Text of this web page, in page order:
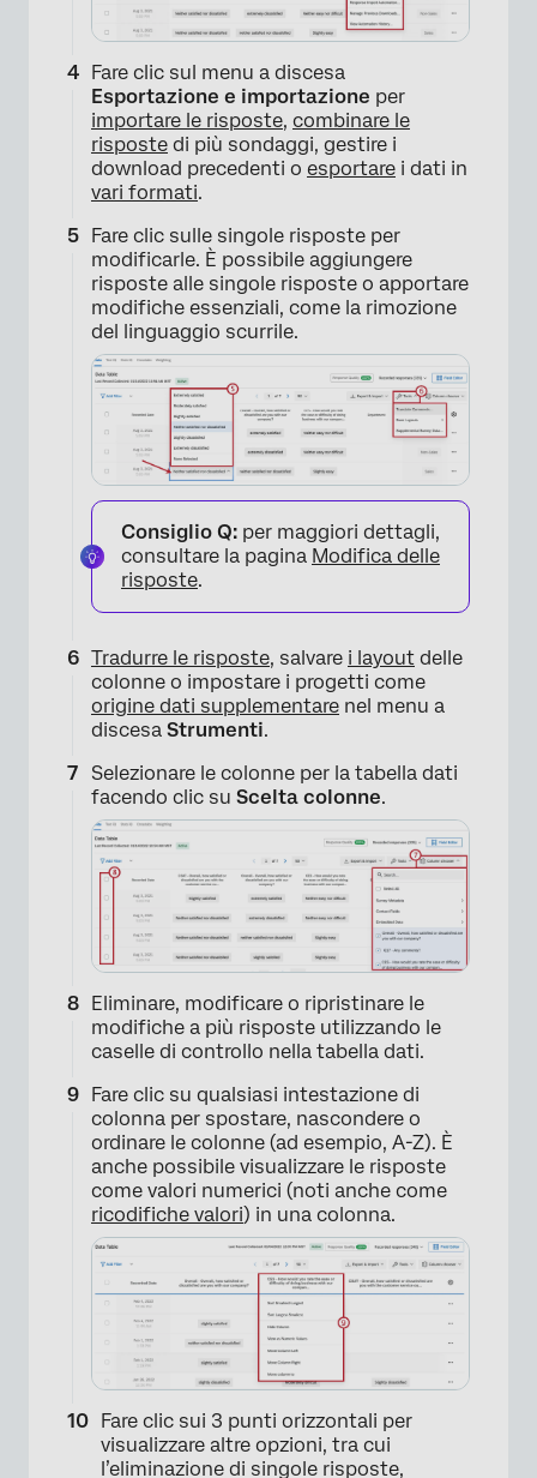
×
×
Fare clic sul menu a discesa
Esportazione e importazione per
importare le risposte, combinare le
risposte di più sondaggi, gestire i
download precedenti o esportare i dati in
vari formati.
Fare clic sulle singole risposte per
modificarle. È possibile aggiungere
risposte alle singole risposte o apportare
modifiche essenziali, come la rimozione
del linguaggio scurrile.
×
Consiglio Q: per maggiori dettagli,
consultare la pagina Modifica delle
risposte.
Tradurre le risposte, salvare i layout delle
colonne o impostare i progetti come
origine dati supplementare nel menu a
discesa Strumenti.
Selezionare le colonne per la tabella dati
facendo clic su Scelta colonne.
Eliminare, modificare o ripristinare le
modifiche a più risposte utilizzando le
caselle di controllo nella tabella dati.
Fare clic su qualsiasi intestazione di
colonna per spostare, nascondere o
ordinare le colonne (ad esempio, A-Z). È
anche possibile visualizzare le risposte
come valori numerici (noti anche come
ricodifiche valori) in una colonna.
Fare clic sui 3 punti orizzontali per
visualizzare altre opzioni, tra cui
l’eliminazione di singole risposte,